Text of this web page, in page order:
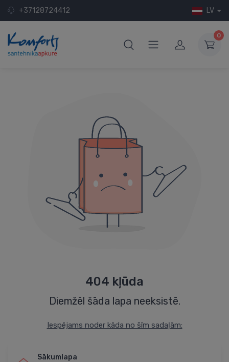
+37128724412 LV
0
404 kļūda
Diemžēl šāda lapa neeksistē.
Iespējams noder kāda no šīm sadaļām:
Sākumlapa